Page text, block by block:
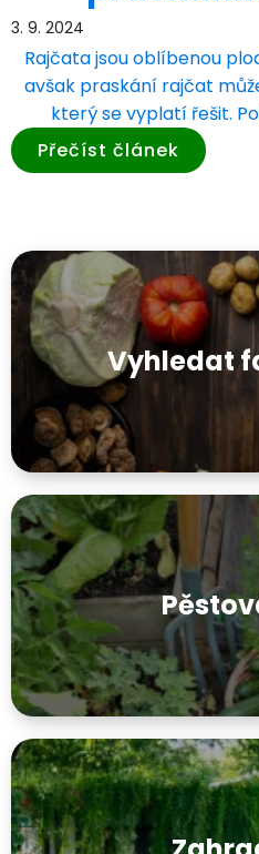
3. 9. 2024
Rajčata jsou oblíbenou
avšak praskání rajčat
který se vyplatí řešit.
Přečíst článek
Vyhledat